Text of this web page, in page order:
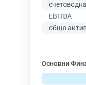
EBITDA
общо
Основни